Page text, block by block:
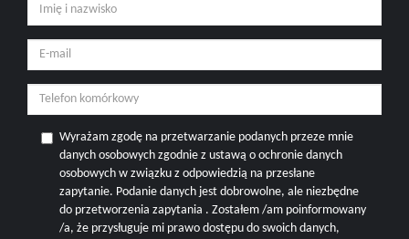
Wyrażam zgodę na przetwarzanie podanych przeze mnie
danych osobowych zgodnie z ustawą o ochronie danych
osobowych w związku z odpowiedzią na przesłane
zapytanie. Podanie danych jest dobrowolne, ale niezbędne
do przetworzenia zapytania . Zostałem /am poinformowany
/a, że przysługuje mi prawo dostępu do swoich danych,